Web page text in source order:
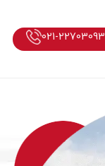
021-22703093